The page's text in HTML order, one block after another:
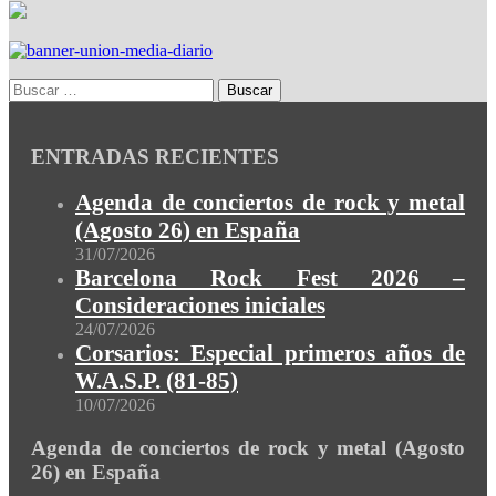
ENTRADAS RECIENTES
Agenda de conciertos de rock y metal
(Agosto 26) en España
31/07/2026
Barcelona Rock Fest 2026 –
Consideraciones iniciales
24/07/2026
Corsarios: Especial primeros años de
W.A.S.P. (81-85)
10/07/2026
Agenda de conciertos de rock y metal (Agosto
26) en España